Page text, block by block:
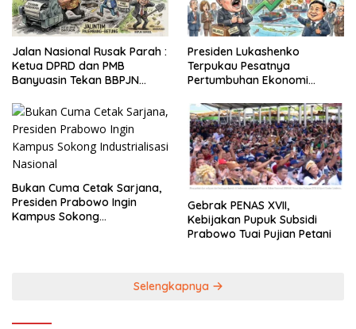
Jalan Nasional Rusak Parah :
Ketua DPRD dan PMB
Banyuasin Tekan BBPJN
Presiden Lukashenko
Terpukau Pesatnya
Pertumbuhan Ekonomi
Bukan Cuma Cetak Sarjana,
Presiden Prabowo Ingin
Kampus Sokong
Gebrak PENAS XVII,
Kebijakan Pupuk Subsidi
Prabowo Tuai Pujian Petani
Selengkapnya